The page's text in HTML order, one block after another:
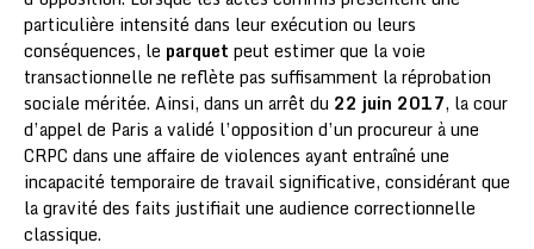
particulière intensité dans leur exécution ou leurs
conséquences, le parquet peut estimer que la voie
transactionnelle ne reflète pas suffisamment la réprobation
sociale méritée. Ainsi, dans un arrêt du 22 juin 2017, la cour
d’appel de Paris a validé l’opposition d’un procureur à une
CRPC dans une affaire de violences ayant entraîné une
incapacité temporaire de travail significative, considérant que
la gravité des faits justifiait une audience correctionnelle
classique.